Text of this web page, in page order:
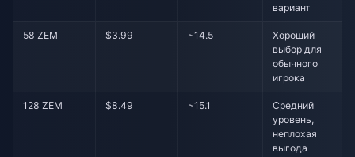
вариант
58 ZEM $3.99 ~14.5
Хороший
выбор для
обычного
игрока
128 ZEM $8.49 ~15.1
Средний
уровень,
неплохая
выгода